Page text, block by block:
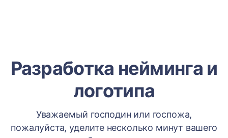
Разработка нейминга и
логотипа
Уважаемый господин или госпожа,
пожалуйста, уделите несколько минут вашего